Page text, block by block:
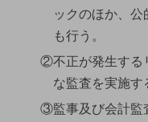
ックのほか、
も行う。
②不正が発生する
な監査を実施す
③監事及び会計監